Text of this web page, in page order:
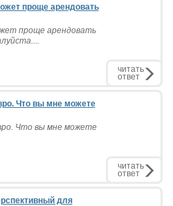
проще арендовать
проще арендовать
читать
ответ
Что вы мне можете
Что вы мне можете
читать
ответ
для